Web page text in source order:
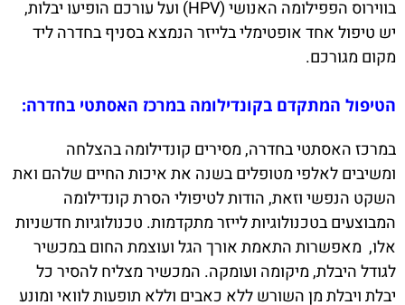
בווירוס הפפילומה האנושי (HPV) ועל עורכם הופיעו יבלות,
יש טיפול אחד אופטימלי בלייזר הנמצא בסניף בחדרה ליד
מקום מגורכם.
הטיפול המתקדם בקונדילומה במרכז האסתטי בחדרה:
במרכז האסתטי בחדרה, מסירים קונדילומה בהצלחה
ומשיבים לאלפי מטופלים בשנה את איכות החיים שלהם ואת
השקט הנפשי וזאת, הודות לטיפולי הסרת קונדילומה
המבוצעים בטכנולוגיות לייזר מתקדמות. טכנולוגיות חדשניות
אלו, מאפשרות התאמת אורך הגל ועוצמת החום במכשיר
לגודל היבלת, מיקומה ועומקה. המכשיר מצליח להסיר כל
יבלת ויבלת מן השורש ללא כאבים וללא תופעות לוואי ומונע